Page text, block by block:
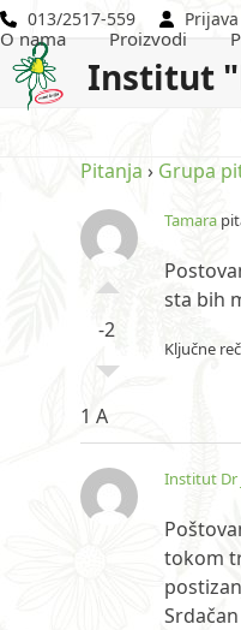
Skip
to
content
013/2517-559
Institut
O nama Proizvodi
Pitanja › Grupa
-2
Tamara
sta bih
Ključne
1 A
Institut Dr
tokom